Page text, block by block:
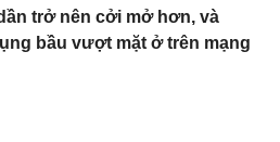
trở nên cởi mở hơn, và
bầu vượt mặt ở trên mạng